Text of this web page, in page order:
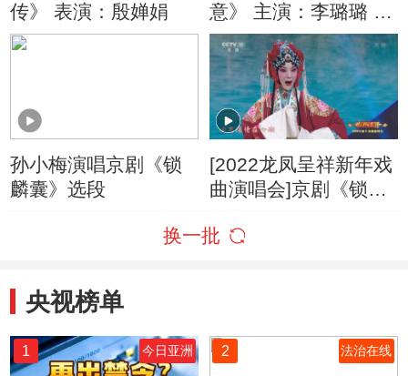
传》 表演：殷婵娟
意》 主演：李璐璐 周
美慧 殷婵娟 陈静
孙小梅演唱京剧《锁
麟囊》选段
[2022龙凤呈祥新年戏
曲演唱会]京剧《锁麟
换一批
央视榜单
1 今日亚洲 2 法治在线